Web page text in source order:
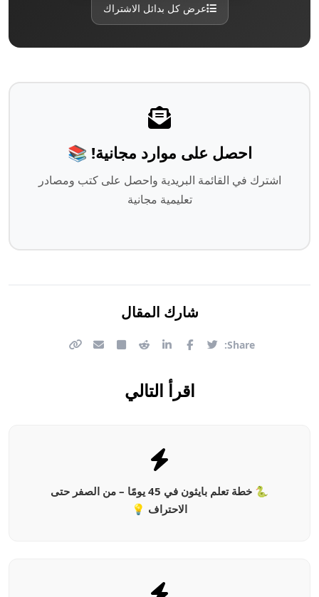
عرض كل بدائل الاشتراك
احصل على موارد مجانية! 📚
اشترك في القائمة البريدية واحصل على كتب ومصادر
تعليمية مجانية
شارك المقال
Share:
اقرأ التالي
🐍 خطة تعلم بايثون في 45 يومًا – من الصفر حتى
الاحتراف 💡